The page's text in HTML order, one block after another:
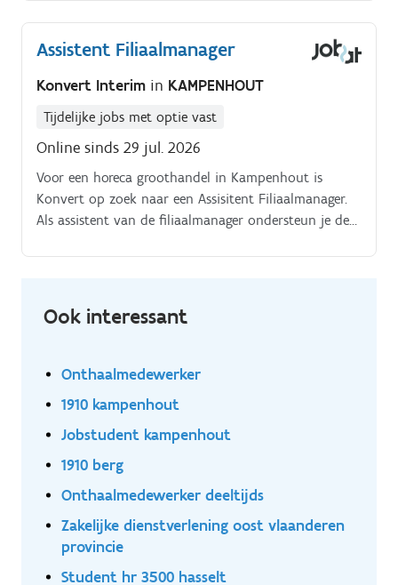
automatisch aan onze monteurs wordt overgedragen
Je hebt veelvuldig contact met klanten, monteurs
ondersteunt jouw collega's in de binnendienst bij
diverse administratieve werkzaamheden
Assistent Filiaalmanager
Konvert Interim in KAMPENHOUT
Tijdelijke jobs met optie vast
Online sinds 29 jul. 2026
Voor een horeca groothandel in Kampenhout is
Konvert op zoek naar een Assisitent Filiaalmanager.
Als assistent van de filiaalmanager ondersteun je de
organisatorische taken in het filiaal.
Ook interessant
Onthaalmedewerker
1910 kampenhout
Jobstudent kampenhout
1910 berg
Onthaalmedewerker deeltijds
Zakelijke dienstverlening oost vlaanderen
provincie
Student hr 3500 hasselt